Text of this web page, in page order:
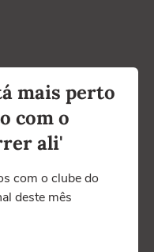
mais perto
com o
ali'
com o clube do
deste mês